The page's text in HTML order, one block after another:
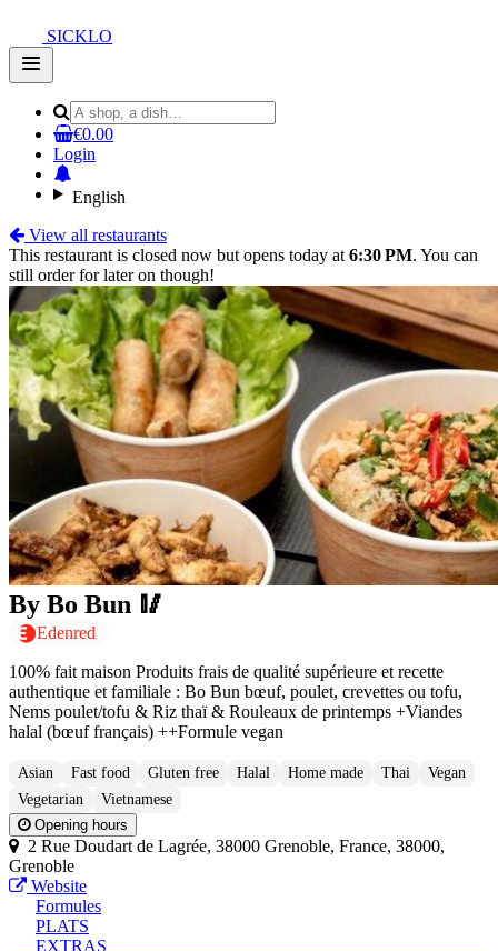
SICKLO
Open
main
€0.00
Login
English
View all restaurants
This restaurant is closed now but opens today at6:30 PM. You can
still order for later on though!
By Bo Bun 🥢
Edenred
100% fait maison Produits frais de qualité supérieure et recette
authentique et familiale : Bo Bun bœuf, poulet, crevettes ou tofu,
Nems poulet/tofu & Riz thaï & Rouleaux de printemps +Viandes
halal (bœuf français) ++Formule vegan
Asian Fast food Gluten free Halal Home made Thai
Vegan
Vegetarian
Vietnamese
Opening hours
2 Rue Doudart de Lagrée, 38000 Grenoble, France, 38000,
Grenoble
Website
Formules
PLATS
EXTRAS